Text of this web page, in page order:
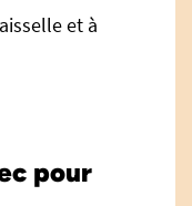
et à
pour